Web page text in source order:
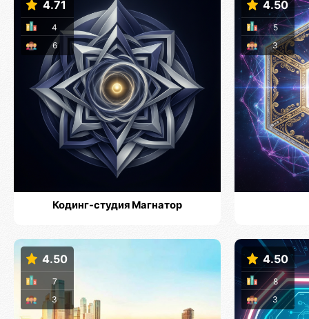
4.71
6
4
Кодинг-студия Магнатор
4.50
3
5
4.50
3
7
4.50
3
8